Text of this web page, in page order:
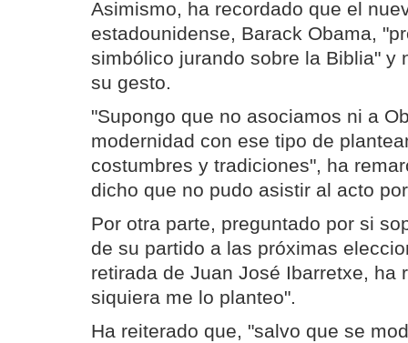
Asimismo, ha recordado que el
estadounidense, Barack Obama,
simbólico jurando sobre la Biblia" y
su gesto.
"Supongo que no asociamos ni a
modernidad con ese tipo de
costumbres y tradiciones", ha
dicho que no pudo asistir al acto
Por otra parte, preguntado por si
de su partido a las próximas
retirada de Juan José Ibarretxe, ha
siquiera me lo planteo".
Ha reiterado que, "salvo que se